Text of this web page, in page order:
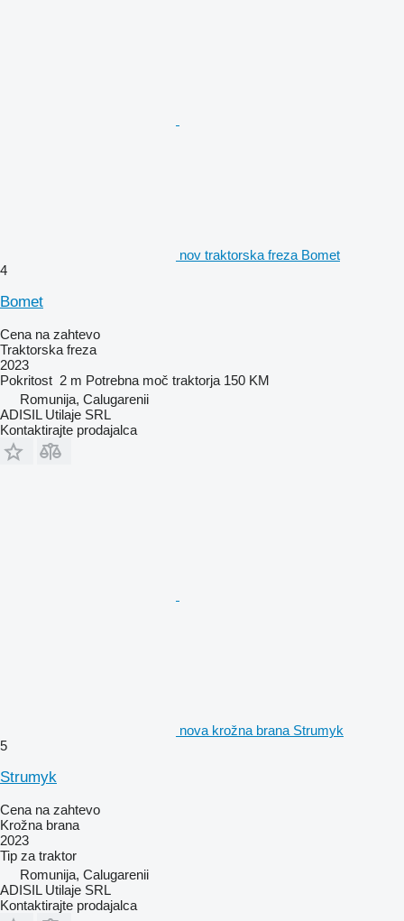
nov traktorska freza Bomet
4
Bomet
Cena na zahtevo
Traktorska freza
2023
Pokritost 2 m Potrebna moč traktorja 150 KM
Romunija, Calugarenii
ADISIL Utilaje SRL
Kontaktirajte prodajalca
nova krožna brana Strumyk
5
Strumyk
Cena na zahtevo
Krožna brana
2023
Tip za traktor
Romunija, Calugarenii
ADISIL Utilaje SRL
Kontaktirajte prodajalca